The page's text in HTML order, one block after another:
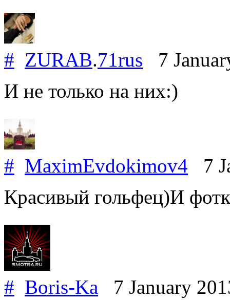
# ZURAB.71rus 7
И не только на них:)
# MaximEvdokimov4 7
Красивый гольфец)И
# Boris-Ka 7 January